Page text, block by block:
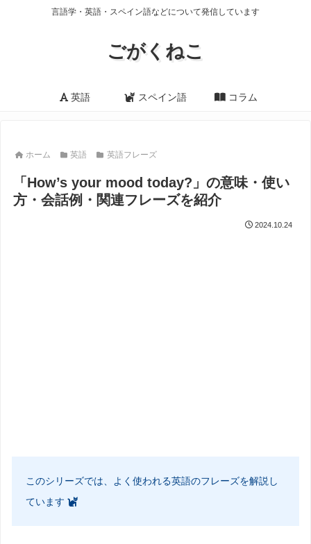
言語学・英語・スペイン語などについて発信しています
ごがくねこ
英語 スペイン語 コラム
ホーム 英語 英語フレーズ
「How’s your mood today?」の意味・使い
方・会話例・関連フレーズを紹介
2024.10.24
このシリーズでは、よく使われる英語のフレーズを解説し
ています